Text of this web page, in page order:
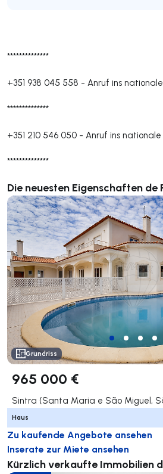
**************
+351 938 045 558 - Anruf ins
**************
+351 210 546 050 - Anruf ins
**************
Die neuesten Eigenschaften de
Grundriss
965 000 €
Haus
Zu kaufende Angebote ansehen
Inserate zur Miete ansehen
Kürzlich verkaufte Immobilien